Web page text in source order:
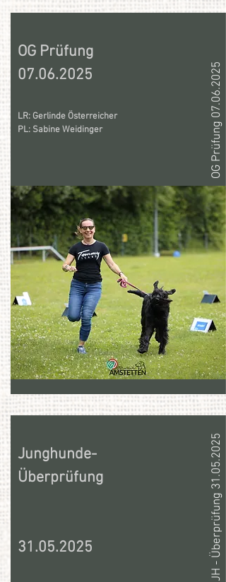
OG Prüfung 07.06.2025
OG Prüfung
07.06.2025
LR: Gerlinde Österreicher
PL: Sabine Weidinger
JH - Überprüfung 31.05.2025
Junghunde-
Überprüfung
31.05.2025